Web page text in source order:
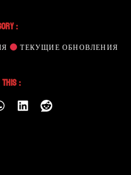
:
ТЕКУЩИЕ ОБНОВЛЕНИЯ
: